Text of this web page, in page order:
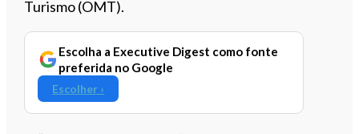
Turismo (OMT).
Escolha a Executive Digest como fonte
preferida no Google
Escolher ›